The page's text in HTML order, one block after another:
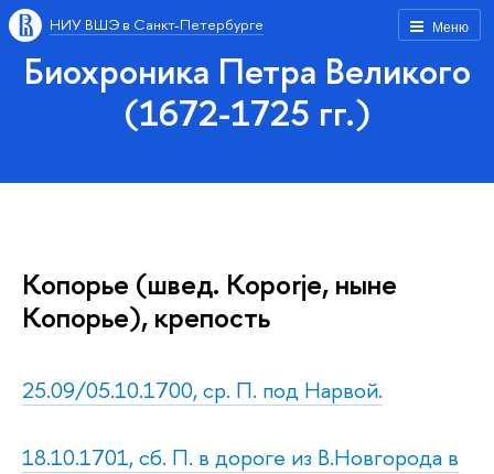
Меню
НИУ ВШЭ в Санкт-Петербурге
Биохроника Петра Великого
(1672-1725 гг.)
Копорье (швед. Koporje, ныне
Копорье), крепость
25.09/05.10.1700, ср. П. под Нарвой.
18.10.1701, сб. П. в дороге из В.Новгорода в